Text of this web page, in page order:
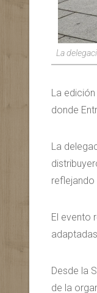
La
La
donde
La
El evento
Desde la
de la